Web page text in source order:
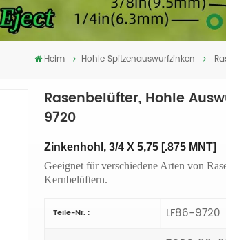
Heim Hohle Spitzenauswurfzinken
Rasenbelüfter, Hohle
9720
Zinkenhohl, 3/4 X 5,75 [.875 MNT]
Geeignet für verschiedene Arten von
Kernbelüftern.
Teile-Nr. : LF86-9720